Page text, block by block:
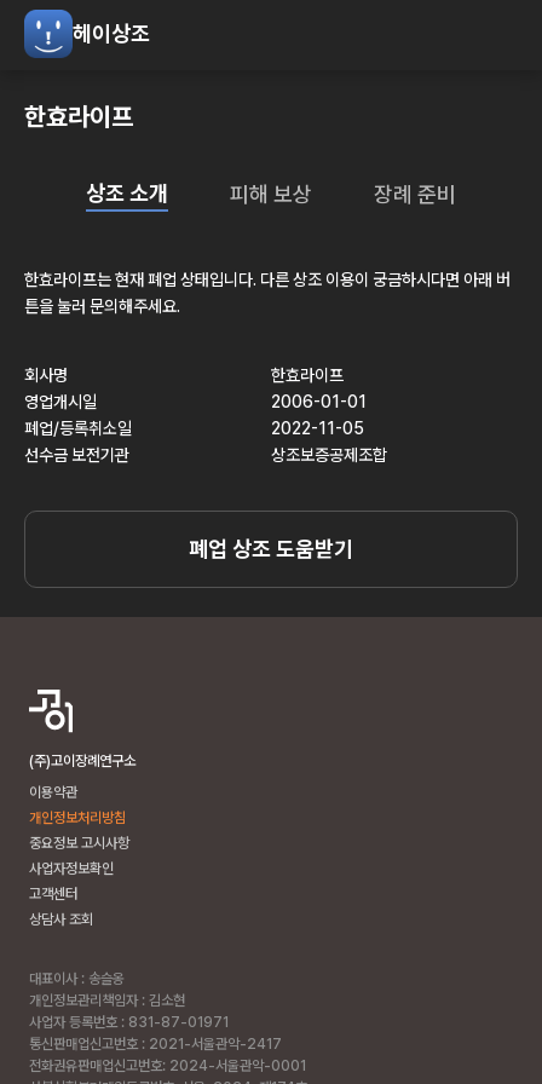
헤이상조
한효라이프
상조 소개 피해 보상 장례 준비
한효라이프는 현재 폐업 상태입니다. 다른 상조 이용이 궁금하시다면 아래 버
튼을 눌러 문의해주세요.
회사명
한효라이프
영업개시일
2006-01-01
폐업/등록취소일
2022-11-05
선수금 보전기관
상조보증공제조합
폐업 상조 도움받기
(주)고이장례연구소
이용약관
개인정보처리방침
중요정보 고시사항
사업자정보확인
고객센터
상담사 조회
대표이사 : 송슬옹
개인정보관리책임자 : 김소현
사업자 등록번호 : 831-87-01971
통신판매업신고번호 : 2021-서울관악-2417
전화권유판매업신고번호: 2024-서울관악-0001